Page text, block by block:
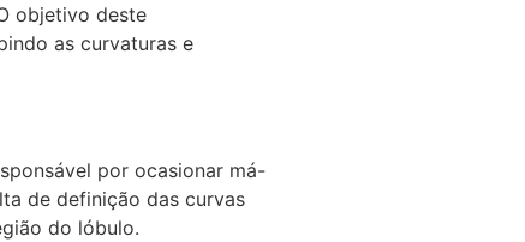
objetivo deste
as curvaturas e
por ocasionar má-
de definição das curvas
do lóbulo.